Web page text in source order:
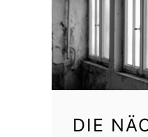
DIE